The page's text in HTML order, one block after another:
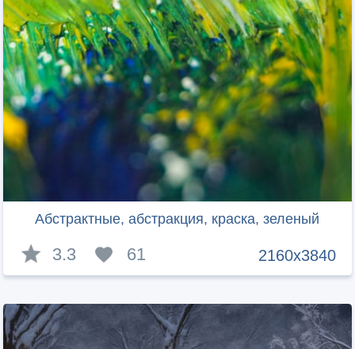
Абстрактные, абстракция, краска, зеленый
2160x3840
3.3 61